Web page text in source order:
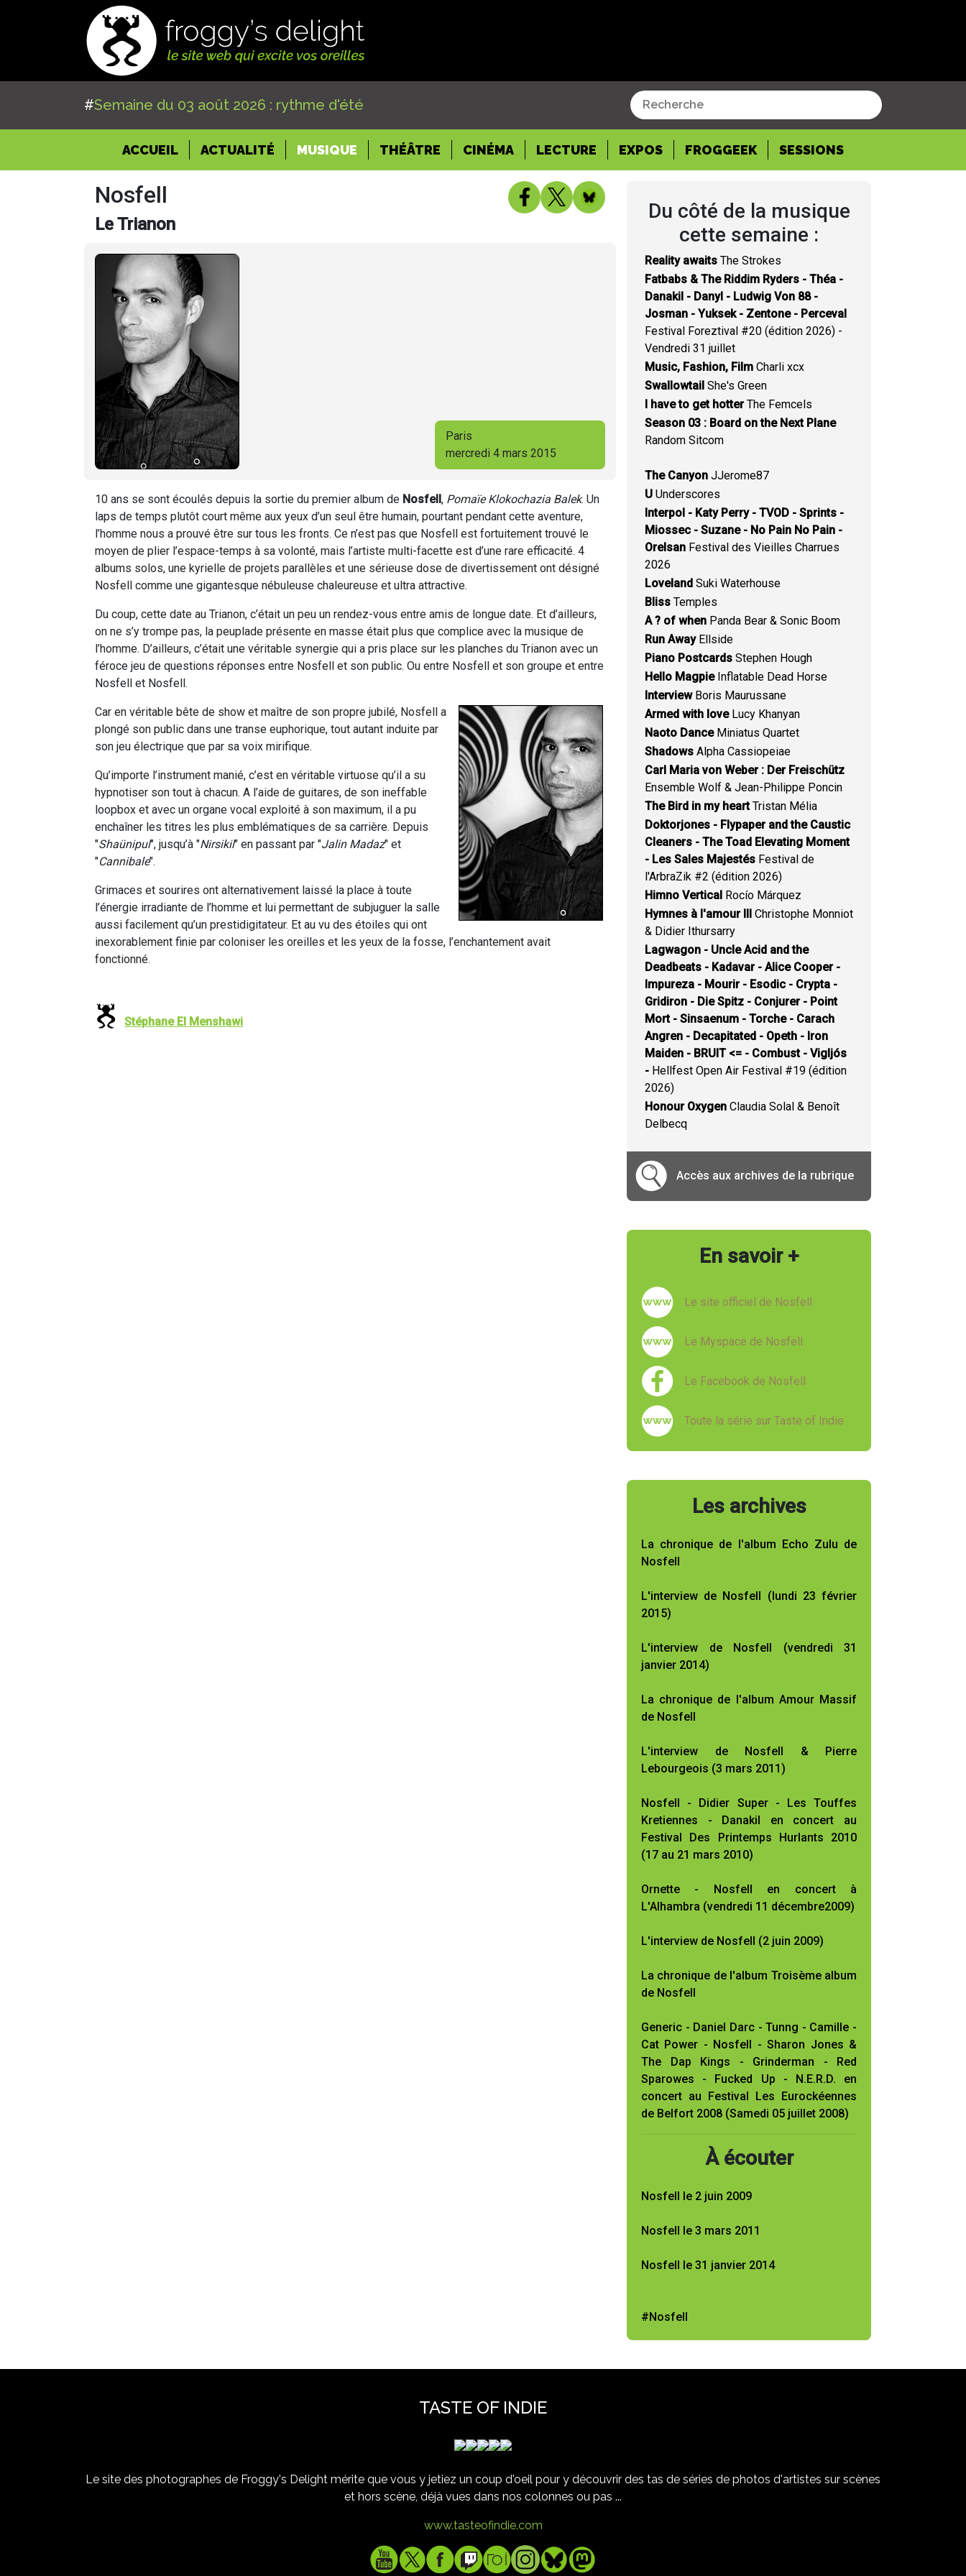
#Semaine du 03 août 2026 : rythme d'été
ACCUEIL(CURRENT)
ACTUALITÉ MUSIQUE THÉÂTRE CINÉMA LECTURE EXPOS FROGGEEK SESSIONS
Nosfell
Le Trianon
Paris
mercredi 4 mars 2015
10 ans se sont écoulés depuis la sortie du premier album de Nosfell, Pomaïe Klokochazia Balek. Un
laps de temps plutôt court même aux yeux d’un seul être humain, pourtant pendant cette aventure,
l’homme nous a prouvé être sur tous les fronts. Ce n’est pas que Nosfell est fortuitement trouvé le
moyen de plier l’espace-temps à sa volonté, mais l’artiste multi-facette est d’une rare efficacité. 4
albums solos, une kyrielle de projets parallèles et une sérieuse dose de divertissement ont désigné
Nosfell comme une gigantesque nébuleuse chaleureuse et ultra attractive.
Du coup, cette date au Trianon, c’était un peu un rendez-vous entre amis de longue date. Et d’ailleurs,
on ne s’y trompe pas, la peuplade présente en masse était plus que complice avec la musique de
l’homme. D’ailleurs, c’était une véritable synergie qui a pris place sur les planches du Trianon avec un
féroce jeu de questions réponses entre Nosfell et son public. Ou entre Nosfell et son groupe et entre
Nosfell et Nosfell.
Car en véritable bête de show et maître de son propre jubilé, Nosfell a
plongé son public dans une transe euphorique, tout autant induite par
son jeu électrique que par sa voix mirifique.
Qu’importe l’instrument manié, c’est en véritable virtuose qu’il a su
hypnotiser son tout à chacun. A l’aide de guitares, de son ineffable
loopbox et avec un organe vocal exploité à son maximum, il a pu
enchaîner les titres les plus emblématiques de sa carrière. Depuis
"Shaünipul", jusqu’à "Nirsikil" en passant par "Jalin Madaz" et
"Cannibale".
Grimaces et sourires ont alternativement laissé la place à toute
l’énergie irradiante de l’homme et lui permettant de subjuguer la salle
aussi facilement qu’un prestidigitateur. Et au vu des étoiles qui ont
inexorablement finie par coloniser les oreilles et les yeux de la fosse, l’enchantement avait
fonctionné.
Stéphane El Menshawi
Du côté de la musique
cette semaine :
Reality awaits The Strokes
Fatbabs & The Riddim Ryders - Théa -
Danakil - Danyl - Ludwig Von 88 -
Josman - Yuksek - Zentone - Perceval
Festival Foreztival #20 (édition 2026) -
Vendredi 31 juillet
Music, Fashion, Film Charli xcx
Swallowtail She's Green
I have to get hotterThe Femcels
Season 03 : Board on the Next Plane
Random Sitcom
The Canyon JJerome87
U Underscores
Interpol - Katy Perry - TVOD - Sprints -
Miossec - Suzane - No Pain No Pain -
Orelsan Festival des Vieilles Charrues
2026
Loveland Suki Waterhouse
Bliss Temples
A ? of when Panda Bear & Sonic Boom
Run AwayEllside
Piano Postcards Stephen Hough
Hello MagpieInflatable Dead Horse
InterviewBoris Maurussane
Armed with loveLucy Khanyan
Naoto DanceMiniatus Quartet
Shadows Alpha Cassiopeiae
Carl Maria von Weber : Der Freischütz
Ensemble Wolf & Jean-Philippe Poncin
The Bird in my heartTristan Mélia
Doktorjones - Flypaper and the Caustic
Cleaners - The Toad Elevating Moment
- Les Sales Majestés Festival de
l'ArbraZik #2 (édition 2026)
Himno Vertical Rocío Márquez
Hymnes à l'amour III Christophe Monniot
& Didier Ithursarry
Lagwagon - Uncle Acid and the
Deadbeats - Kadavar - Alice Cooper -
Impureza - Mourir - Esodic - Crypta -
Gridiron - Die Spitz - Conjurer - Point
Mort - Sinsaenum - Torche - Carach
Angren - Decapitated - Opeth - Iron
Maiden - BRUIT <= - Combust - Vigljós
- Hellfest Open Air Festival #19 (édition
2026)
Honour Oxygen Claudia Solal & Benoît
Delbecq
Accès aux archives de la rubrique
En savoir +
Le site officiel de Nosfell
Le Myspace de Nosfell
Le Facebook de Nosfell
Toute la série sur Taste of Indie
Les archives
La chronique de l'album Echo Zulu de
Nosfell
L'interview de Nosfell (lundi 23 février
2015)
L'interview de Nosfell (vendredi 31
janvier 2014)
La chronique de l'album Amour Massif
de Nosfell
L'interview de Nosfell & Pierre
Lebourgeois (3 mars 2011)
Nosfell - Didier Super - Les Touffes
Kretiennes - Danakil en concert au
Festival Des Printemps Hurlants 2010
(17 au 21 mars 2010)
Ornette - Nosfell en concert à
L'Alhambra (vendredi 11 décembre2009)
L'interview de Nosfell (2 juin 2009)
La chronique de l'album Troisème album
de Nosfell
Generic - Daniel Darc - Tunng - Camille -
Cat Power - Nosfell - Sharon Jones &
The Dap Kings - Grinderman - Red
Sparowes - Fucked Up - N.E.R.D. en
concert au Festival Les Eurockéennes
de Belfort 2008 (Samedi 05 juillet 2008)
À écouter
Nosfell le 2 juin 2009
Nosfell le 3 mars 2011
Nosfell le 31 janvier 2014
#Nosfell
TASTE OF INDIE
Le site des photographes de Froggy's Delight mérite que vous y jetiez un coup d'oeil pour y découvrir des tas de séries de photos d'artistes sur scènes
et hors scène, déjà vues dans nos colonnes ou pas ...
www.tasteofindie.com